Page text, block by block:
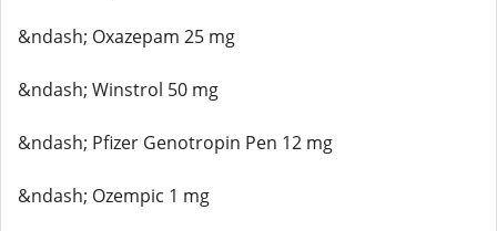
&ndash; Oxazepam 25 mg
&ndash; Winstrol 50 mg
&ndash; Pfizer Genotropin Pen 12 mg
&ndash; Ozempic 1 mg